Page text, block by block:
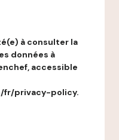
à consulter la
données à
accessible
fr/privacy-policy.